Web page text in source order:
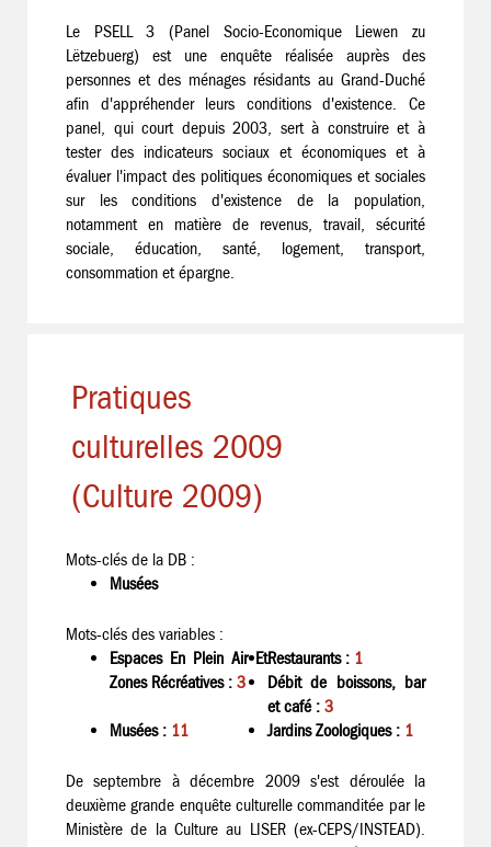
Le PSELL 3 (Panel Socio-Economique Liewen zu
Lëtzebuerg) est une enquête réalisée auprès des
personnes et des ménages résidants au Grand-Duché
afin d'appréhender leurs conditions d'existence. Ce
panel, qui court depuis 2003, sert à construire et à
tester des indicateurs sociaux et économiques et à
évaluer l'impact des politiques économiques et sociales
sur les conditions d'existence de la population,
notamment en matière de revenus, travail, sécurité
sociale, éducation, santé, logement, transport,
consommation et épargne.
Pratiques
culturelles 2009
(Culture 2009)
Mots-clés de la DB :
Musées
Mots-clés des variables :
Espaces En Plein Air Et
Zones Récréatives : 3
Restaurants : 1
Débit de boissons, bar
et café : 3
Musées : 11 Jardins Zoologiques : 1
De septembre à décembre 2009 s'est déroulée la
deuxième grande enquête culturelle commanditée par le
Ministère de la Culture au LISER (ex-CEPS/INSTEAD).